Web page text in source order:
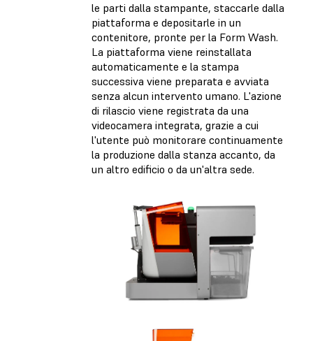
le parti dalla stampante, staccarle dalla
piattaforma e depositarle in un
contenitore, pronte per la Form Wash.
La piattaforma viene reinstallata
automaticamente e la stampa
successiva viene preparata e avviata
senza alcun intervento umano. L'azione
di rilascio viene registrata da una
videocamera integrata, grazie a cui
l'utente può monitorare continuamente
la produzione dalla stanza accanto, da
un altro edificio o da un'altra sede.